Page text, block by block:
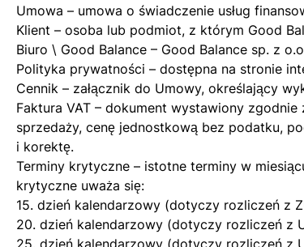
Umowa – umowa o świadczenie usług
Klient – osoba lub podmiot, z którym Good
Biuro \ Good Balance – Good Balance sp. z
Polityka prywatności – dostępna na stronie
Cennik – załącznik do Umowy, określający
Faktura VAT – dokument wystawiony
sprzedaży, cenę jednostkową bez podatku,
i korektę.
Terminy krytyczne – istotne terminy w
krytyczne uważa się:
15. dzień kalendarzowy (dotyczy rozliczeń z
20. dzień kalendarzowy (dotyczy rozliczeń z
25. dzień kalendarzowy (dotyczy rozliczeń z